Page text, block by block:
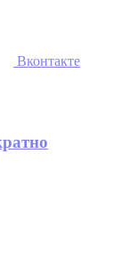
Вконтакте